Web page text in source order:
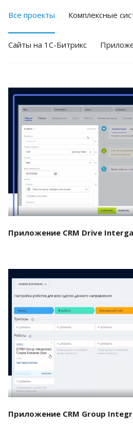
Все проекты Комплексные
Cайты на 1С-Битрикс
Смотреть
Приложение CRM Drive
Смотреть
Приложение CRM Group